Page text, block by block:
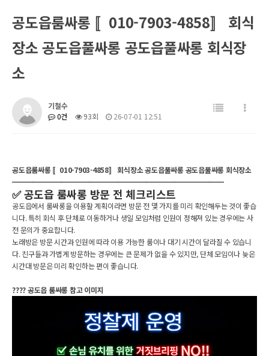
공도읍룸싸롱 〚010-7903-4858〛 회식
장소 공도읍풀싸롱 공도읍풀싸롱 회식장
소
기철수
0건
93회 26-07-01 12:51
공도읍룸싸롱 〚010-7903-4858〛 회식장소 공도읍풀싸롱 공도읍풀싸롱 회식장소
━━━━━━━━━━━━━━━━━━━━━━━━━━━━━━
✅ 공도읍 룸싸롱 방문 전 체크리스트
공도읍에서 룸싸롱을 이용할 계획이라면 방문 전 몇 가지를 미리 확인해두는 것이 좋습
니다. 특히 회식 후 단체로 이동하거나 생일 모임처럼 인원이 정해져 있는 경우에는 사
전 문의가 중요합니다.
노래방은 방문 시간과 인원에 따라 이용 가능한 룸이나 대기 시간이 달라질 수 있습니
다. 친구들과 가볍게 방문하는 경우에는 큰 문제가 없을 수 있지만, 단체 모임이나 늦은
시간대 방문은 미리 확인하는 편이 좋습니다.
???? 공도읍 룸싸롱 참고 이미지